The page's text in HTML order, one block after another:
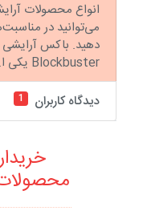
انواع محصولات
می‌توانید در
Blockbuster یکی ا...
دیدگاه کاربران
1
محصولات